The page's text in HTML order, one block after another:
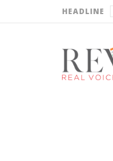
HEADLINE